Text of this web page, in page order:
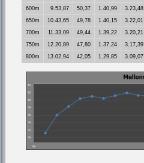
600m
9.53,87 50,37 1.40,99 3.23,48
650m
10.43,65 49,78 1.40,15 3.22,01
700m
11.33,09 49,44 1.39,22 3.20,21
750m
12.20,89 47,80 1.37,24 3.17,39
800m
13.02,94 42,05 1.29,85 3.09,07